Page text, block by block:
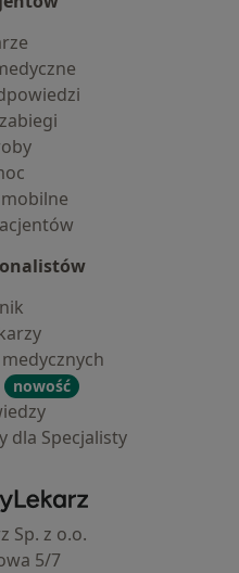
nowość
dla Specjalisty
- Strona główna
Sp. z o.o.
5/7